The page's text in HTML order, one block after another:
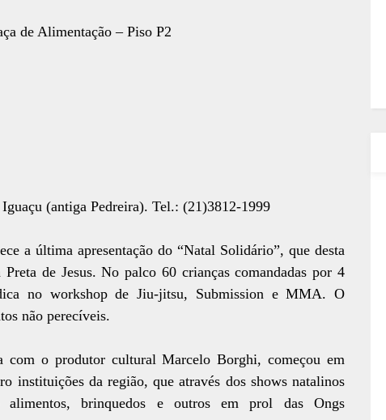
de Alimentação – Piso P2
(antiga Pedreira). Tel.: (21)3812-1999
a última apresentação do “Natal Solidário”, que desta
de Jesus. No palco 60 crianças comandadas por 4
no workshop de Jiu-jitsu, Submission e MMA. O
não perecíveis.
com o produtor cultural Marcelo Borghi, começou em
instituições da região, que através dos shows natalinos
alimentos, brinquedos e outros em prol das Ongs